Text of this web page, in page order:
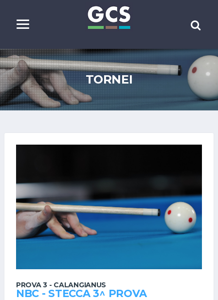
TORNEI
PROVA 3 - CALANGIANUS
NBC - STECCA 3^ PROVA